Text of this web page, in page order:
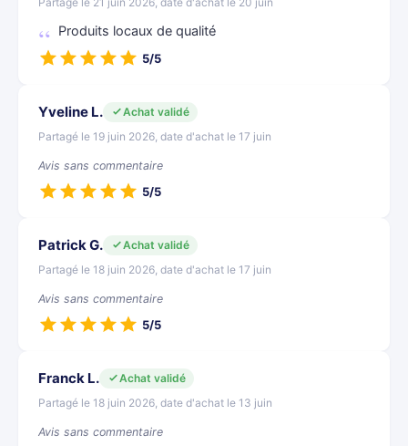
Produits locaux de qualité
5/5
Yveline L.
Achat validé
Partagé le 19 juin 2026, date d'achat le 17 juin
Avis sans commentaire
5/5
Patrick G.
Achat validé
Partagé le 18 juin 2026, date d'achat le 17 juin
Avis sans commentaire
5/5
Franck L.
Achat validé
Partagé le 18 juin 2026, date d'achat le 13 juin
Avis sans commentaire